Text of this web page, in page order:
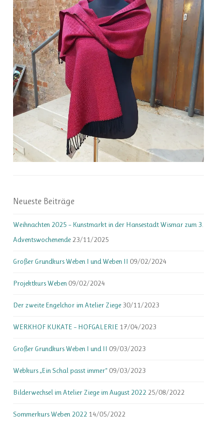
Neueste Beiträge
Weihnachten 2025 – Kunstmarkt in der Hansestadt Wismar zum 3.
Adventswochenende 23/11/2025
Großer Grundkurs Weben I und Weben II 09/02/2024
Projektkurs Weben 09/02/2024
Der zweite Engelchor im Atelier Ziege 30/11/2023
WERKHOF KUKATE – HOFGALERIE 17/04/2023
Großer Grundkurs Weben I und II 09/03/2023
Webkurs „Ein Schal passt immer“ 09/03/2023
Bilderwechsel im Atelier Ziege im August 2022 25/08/2022
Sommerkurs Weben 2022 14/05/2022